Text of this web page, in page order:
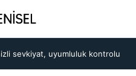
sevkiyat, uyumluluk kontrolu